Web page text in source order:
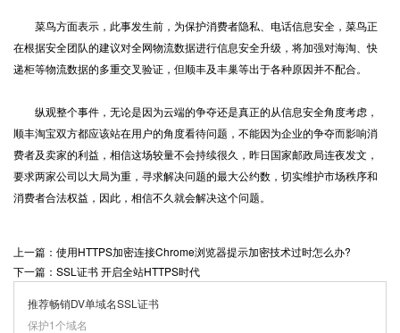
菜鸟方面表示，此事发生前，为保护消费者隐私、电话信息安全，菜鸟正
在根据安全团队的建议对全网物流数据进行信息安全升级，将加强对海淘、快
递柜等物流数据的多重交叉验证，但顺丰及丰巢等出于各种原因并不配合。
纵观整个事件，无论是因为云端的争夺还是真正的从信息安全角度考虑，
顺丰淘宝双方都应该站在用户的角度看待问题，不能因为企业的争夺而影响消
费者及卖家的利益，相信这场较量不会持续很久，昨日国家邮政局连夜发文，
要求两家公司以大局为重，寻求解决问题的最大公约数，切实维护市场秩序和
消费者合法权益，因此，相信不久就会解决这个问题。
上一篇：使用HTTPS加密连接Chrome浏览器提示加密技术过时怎么办?
下一篇：SSL证书 开启全站HTTPS时代
推荐畅销DV单域名SSL证书
保护1个域名